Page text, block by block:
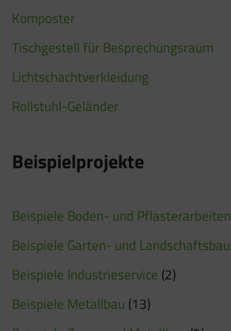
Komposter
Tischgestell für Besprechungsraum
Lichtschachtverkleidung
Rollstuhl-Geländer
Beispielprojekte
Beispiele Boden- und Pflasterarbeiten
Beispiele Garten- und Landschaftsbau
Beispiele Industrieservice (2)
Beispiele Metallbau (13)